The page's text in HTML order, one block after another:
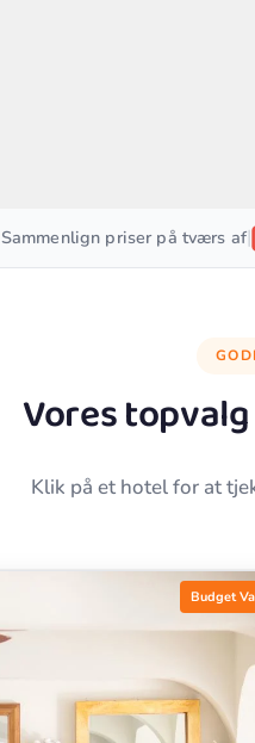
Sammenlign priser på tværs af|
Vores
Klik på et hotel for at
Budget